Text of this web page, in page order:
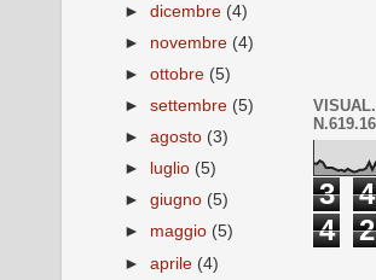
►dicembre (4)
► novembre (4)
►ottobre (5)
►settembre (5)
►agosto (3)
►
luglio (5)
►giugno (5)
► maggio (5)
►aprile (4)
3 4
4
2